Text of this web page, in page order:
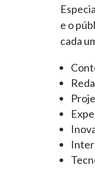
e o
cada